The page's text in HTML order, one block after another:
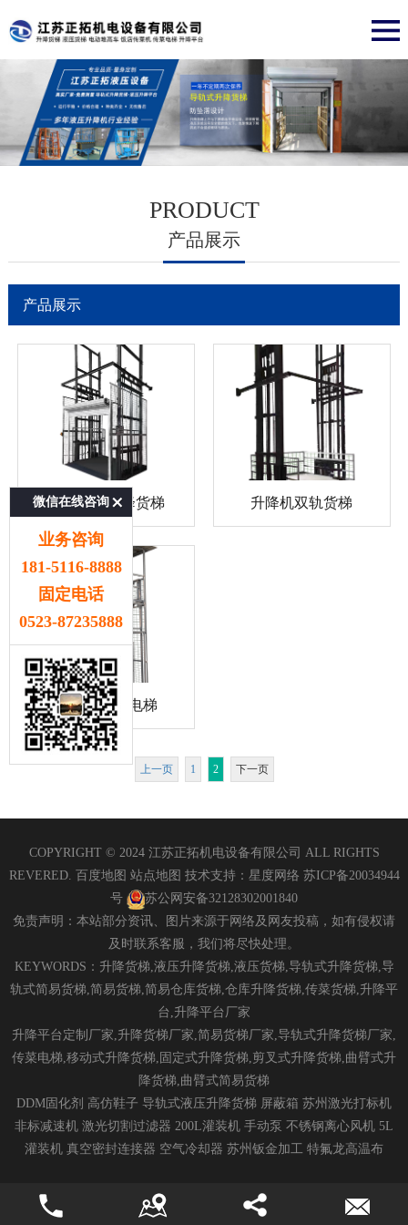
PRODUCT
产品展示
产品展示
双轨液压升降货梯 升降机双轨货梯
导轨式升降电梯
上一页 1 2 下一页
COPYRIGHT © 2024 江苏正拓机电设备有限公司 ALL RIGHTS
REVERED. 百度地图 站点地图 技术支持： 星度网络 苏ICP备20034944
号
苏公网安备32128302001840
免责声明：本站部分资讯、图片来源于网络及网友投稿，如有侵权请
及时联系客服，我们将尽快处理。
KEYWORDS：升降货梯,液压升降货梯,液压货梯,导轨式升降货梯,导
轨式简易货梯,简易货梯,简易仓库货梯,仓库升降货梯,传菜货梯,升降平
台,升降平台厂家
升降平台定制厂家,升降货梯厂家,简易货梯厂家,导轨式升降货梯厂家,
传菜电梯,移动式升降货梯,固定式升降货梯,剪叉式升降货梯,曲臂式升
降货梯,曲臂式简易货梯
DDM固化剂 高仿鞋子 导轨式液压升降货梯 屏蔽箱 苏州激光打标机
非标减速机 激光切割过滤器 200L灌装机 手动泵 不锈钢离心风机 5L
灌装机 真空密封连接器 空气冷却器 苏州钣金加工 特氟龙高温布
微信在线咨询
业务咨询
181-5116-8888
固定电话
0523-87235888